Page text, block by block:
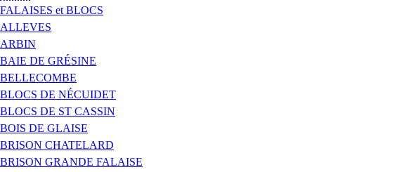
FALAISES et BLOCS
ALLEVES
ARBIN
BAIE DE GRÉSINE
BELLECOMBE
BLOCS DE NÉCUIDET
BLOCS DE ST CASSIN
BOIS DE GLAISE
BRISON CHATELARD
BRISON GRANDE FALAISE